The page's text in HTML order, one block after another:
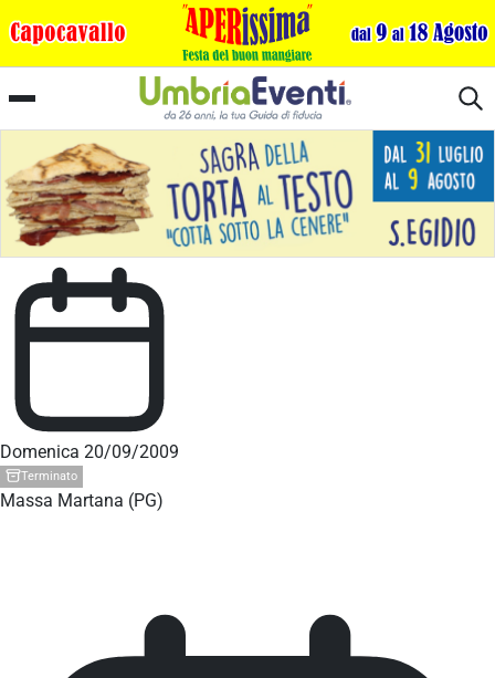
II Palio della Terra di Mezzo
Domenica 20/09/2009
Terminato
Massa Martana (PG)